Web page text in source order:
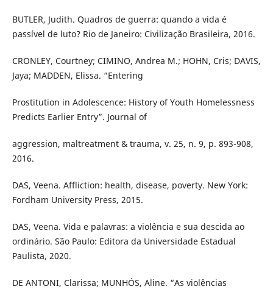
BUTLER, Judith. Quadros de guerra: quando a vida é
passível de luto? Rio de Janeiro: Civilização Brasileira, 2016.
CRONLEY, Courtney; CIMINO, Andrea M.; HOHN, Cris; DAVIS,
Jaya; MADDEN, Elissa. “Entering
Prostitution in Adolescence: History of Youth Homelessness
Predicts Earlier Entry”. Journal of
aggression, maltreatment & trauma, v. 25, n. 9, p. 893-908,
2016.
DAS, Veena. Affliction: health, disease, poverty. New York:
Fordham University Press, 2015.
DAS, Veena. Vida e palavras: a violência e sua descida ao
ordinário. São Paulo: Editora da Universidade Estadual
Paulista, 2020.
DE ANTONI, Clarissa; MUNHÓS, Aline. “As violências